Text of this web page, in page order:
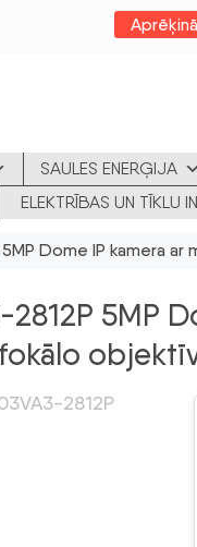
SAULES ENERĢIJA
ELEKTRĪBAS UN TĪKLU
Dome IP kamera
5MP
2812P